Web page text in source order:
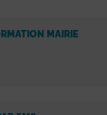
MAIRIE